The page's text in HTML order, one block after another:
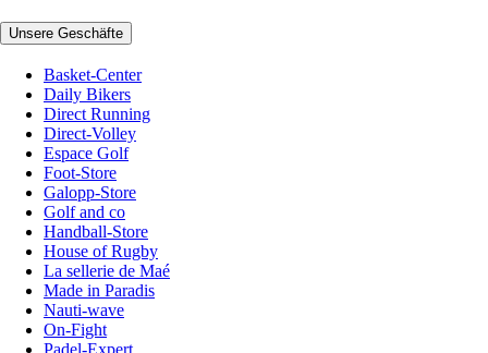
Unsere Geschäfte
Basket-Center
Daily Bikers
Direct Running
Direct-Volley
Espace Golf
Foot-Store
Galopp-Store
Golf and co
Handball-Store
House of Rugby
La sellerie de Maé
Made in Paradis
Nauti-wave
On-Fight
Padel-Expert